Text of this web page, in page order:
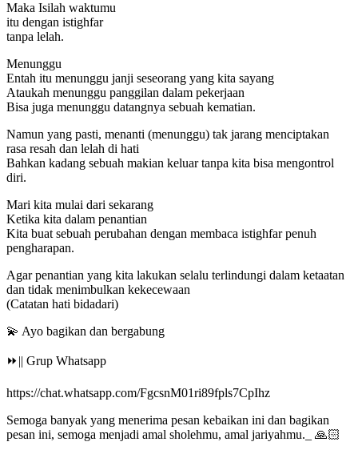
Maka Isilah waktumu
itu dengan istighfar
tanpa lelah.
Menunggu
Entah itu menunggu janji seseorang yang kita sayang
Ataukah menunggu panggilan dalam pekerjaan
Bisa juga menunggu datangnya sebuah kematian.
Namun yang pasti, menanti (menunggu) tak jarang menciptakan
rasa resah dan lelah di hati
Bahkan kadang sebuah makian keluar tanpa kita bisa mengontrol
diri.
Mari kita mulai dari sekarang
Ketika kita dalam penantian
Kita buat sebuah perubahan dengan membaca istighfar penuh
pengharapan.
Agar penantian yang kita lakukan selalu terlindungi dalam ketaatan
dan tidak menimbulkan kekecewaan
(Catatan hati bidadari)
💫 Ayo bagikan dan bergabung
⏩|| Grup Whatsapp
https://chat.whatsapp.com/FgcsnM01ri89fpls7CpIhz
Semoga banyak yang menerima pesan kebaikan ini dan bagikan
pesan ini, semoga menjadi amal sholehmu, amal jariyahmu._ 🙏🏻